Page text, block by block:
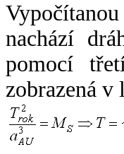
nachází
pomocí
zobrazená